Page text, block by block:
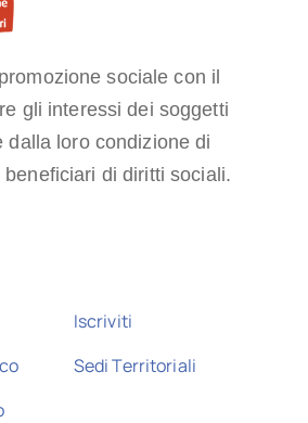
sociale con il
gli interessi dei soggetti
dalla loro condizione di
di diritti sociali.
Iscriviti
Sedi Territoriali